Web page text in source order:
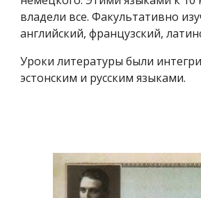
владели все. Факультативно
английский, французский,
Уроки литературы были
эстонским и русским языками.